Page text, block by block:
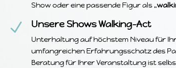
Show oder eine passende Figur als „
N Unsere Shows Walking-Act
Unterhaltung auf höchstem Niveau für
umfangreichen Erfahrungsschatz des
Beratung für Ihrer Veranstaltung ist